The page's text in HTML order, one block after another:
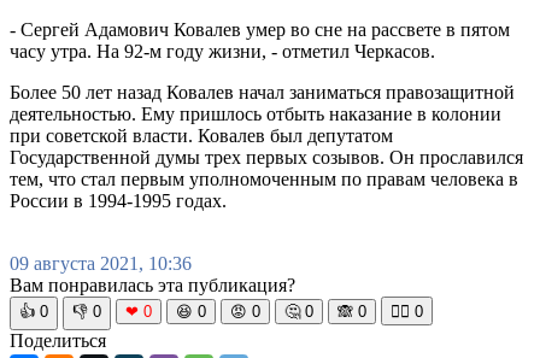
- Сергей Адамович Ковалев умер во сне на рассвете в пятом
часу утра. На 92-м году жизни, - отметил Черкасов.
Более 50 лет назад Ковалев начал заниматься правозащитной
деятельностью. Ему пришлось отбыть наказание в колонии
при советской власти. Ковалев был депутатом
Государственной думы трех первых созывов. Он прославился
тем, что стал первым уполномоченным по правам человека в
России в 1994-1995 годах.
09 августа 2021, 10:36
Вам понравилась эта публикация?
👍 0 👎 0 ❤ 0 😆 0 😡 0 🤔 0 🙈 0 🧘‍♀️ 0
Поделиться